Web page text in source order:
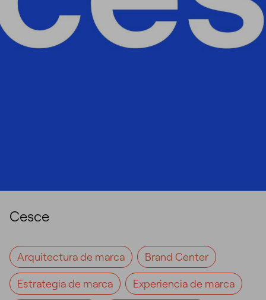
Play
Cesce
Arquitectura de marca
Brand Center
Estrategia de marca
Experiencia de marca